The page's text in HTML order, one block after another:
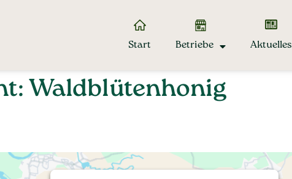
Start Betriebe Aktuelles
Waldblütenhonig